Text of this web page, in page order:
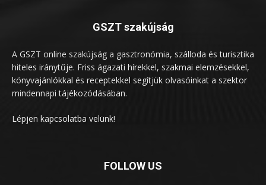
GSZT szakújság
A GSZT online szakújság a gasztronómia, szálloda és turisztika
hiteles iránytűje. Friss ágazati hírekkel, szakmai elemzésekkel,
könyvajánlókkal és receptekkel segítjük olvasóinkat a szektor
mindennapi tájékozódásában.
Lépjen kapcsolatba velünk!
FOLLOW US